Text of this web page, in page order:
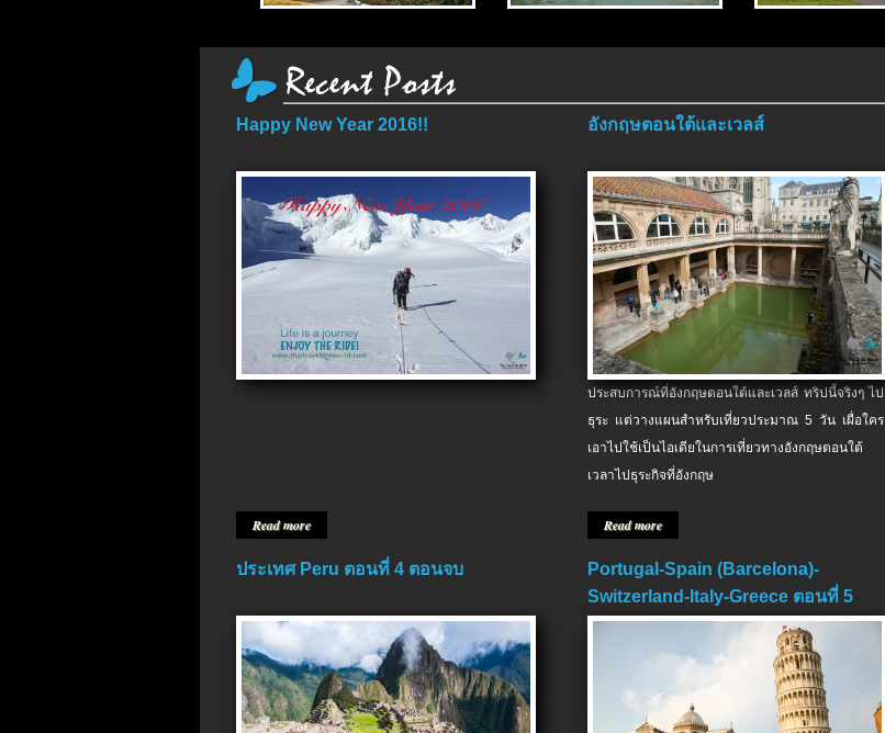
Happy New Year 2016!!
Read more
อังกฤษตอนใต้และเวลส์
ประสบการณ์ที่อังกฤษตอนใต้และเวลส์ ทริปนี้จริงๆ ไป
ธุระ แต่วางแผนสำหรับเที่ยวประมาณ 5 วัน เผื่อใคร
เอาไปใช้เป็นไอเดียในการเที่ยวทางอังกฤษตอนใต้
เวลาไปธุระกิจที่อังกฤษ
Read more
ประเทศ Peru ตอนที่ 4 ตอนจบ
Portugal-Spain (Barcelona)-
Switzerland-Italy-Greece ตอนที่ 5